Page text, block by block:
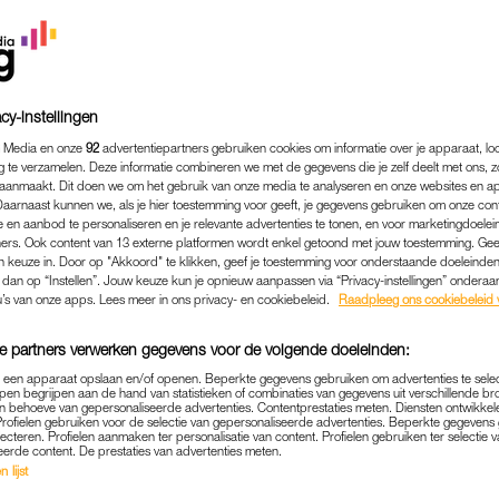
SPE? DEZE 5 DINGEN
TO-DO LIJST ZETTEN
ALLES KIDS GOED OM TE WETEN
25-10-2024 | BLOEM VAN BEIJSTERVELDT
tijd waarin je alles op orde wil hebben
beginnen? Nou, deze vijf tips zijn al een fijne start.
instellingen
Media en onze 92 advertentiepartners gebruiken cookies om informatie over je apparaat,
te verzamelen. Deze informatie combineren we met de gegevens die je zelf deelt met ons,
Dit doen we om het gebruik van onze media te analyseren en onze websites en
kunnen we, als je hier toestemming voor geeft, je gegevens gebruiken om onze
en aanbod te personaliseren en je relevante advertenties te tonen, en voor
Ook content van 13 externe platformen wordt enkel getoond met jouw toestemming.
keuze in. Door op "Akkoord" te klikken, geef je toestemming voor onderstaande
op “Instellen”. Jouw keuze kun je opnieuw aanpassen via “Privacy-instellingen”
van onze apps. Lees meer in ons privacy- en cookiebeleid.
Raadpleeg ons cookiebeleid
partners verwerken gegevens voor de volgende doeleinden:
een apparaat opslaan en/of openen. Beperkte gegevens gebruiken om advertenties te
begrijpen aan de hand van statistieken of combinaties van gegevens uit verschillende
behoeve van gepersonaliseerde advertenties. Contentprestaties meten. Diensten
gebruiken voor de selectie van gepersonaliseerde advertenties. Beperkte
Profielen aanmaken ter personalisatie van content. Profielen gebruiken ter selectie
content. De prestaties van advertenties meten.
lijst